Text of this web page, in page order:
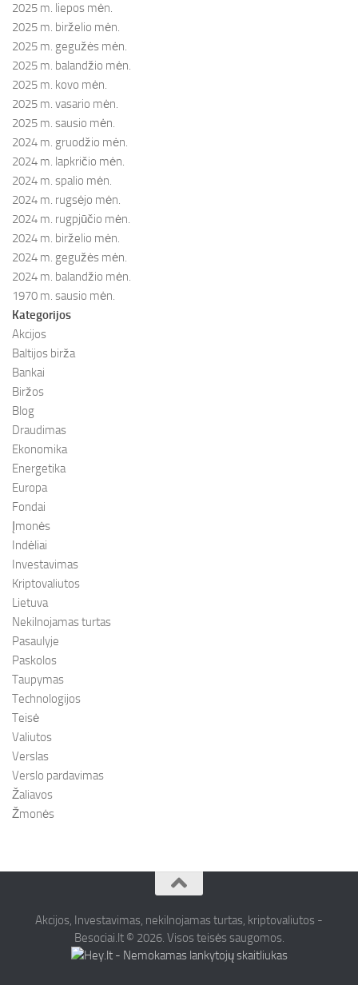
2025 m. liepos mėn.
2025 m. birželio mėn.
2025 m. gegužės mėn.
2025 m. balandžio mėn.
2025 m. kovo mėn.
2025 m. vasario mėn.
2025 m. sausio mėn.
2024 m. gruodžio mėn.
2024 m. lapkričio mėn.
2024 m. spalio mėn.
2024 m. rugsėjo mėn.
2024 m. rugpjūčio mėn.
2024 m. birželio mėn.
2024 m. gegužės mėn.
2024 m. balandžio mėn.
1970 m. sausio mėn.
Kategorijos
Akcijos
Baltijos birža
Bankai
Biržos
Blog
Draudimas
Ekonomika
Energetika
Europa
Fondai
Įmonės
Indėliai
Investavimas
Kriptovaliutos
Lietuva
Nekilnojamas turtas
Pasaulyje
Paskolos
Taupymas
Technologijos
Teisė
Valiutos
Verslas
Verslo pardavimas
Žaliavos
Žmonės
Akcijos, Investavimas, nekilnojamas turtas, kriptovaliutos -
Besociai.lt © 2026. Visos teisės saugomos.